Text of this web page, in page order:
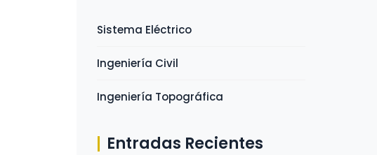
:
Sistema Eléctrico
Ingeniería Civil
Ingeniería Topográfica
Entradas Recientes